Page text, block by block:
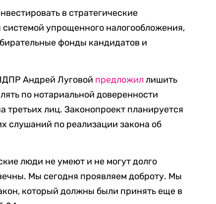
в стратегические
упрощенного налогообложения,
фонды кандидатов и
Андрей Луговой предложил лишить
по нотариальной доверенности
третьих лиц. Законопроект планируется
слушаний по реализации закона об
люди не умеют и не могут долго
Мы сегодня проявляем доброту. Мы
который должны были принять еще в